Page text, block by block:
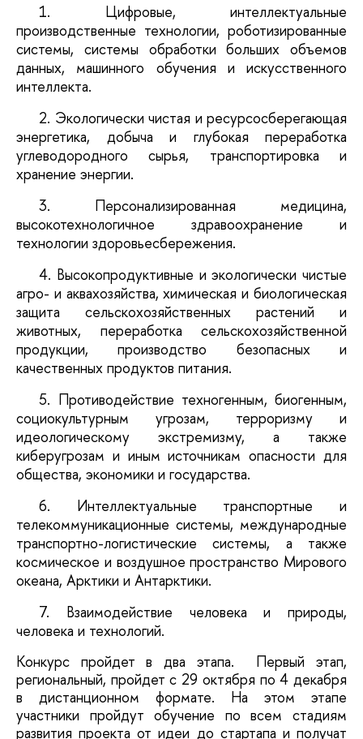
1. Цифровые, интеллектуальные
производственные технологии, роботизированные
системы, системы обработки больших объемов
данных, машинного обучения и искусственного
интеллекта.
2. Экологически чистая и ресурсосберегающая
энергетика, добыча и глубокая переработка
углеводородного сырья, транспортировка и
хранение энергии.
3. Персонализированная медицина,
высокотехнологичное здравоохранение и
технологии здоровьесбережения.
4. Высокопродуктивные и экологически чистые
агро- и аквахозяйства, химическая и биологическая
защита сельскохозяйственных растений и
животных, переработка сельскохозяйственной
продукции, производство безопасных и
качественных продуктов питания.
5. Противодействие техногенным, биогенным,
социокультурным угрозам, терроризму и
идеологическому экстремизму, а также
киберугрозам и иным источникам опасности для
общества, экономики и государства.
6. Интеллектуальные транспортные и
телекоммуникационные системы, международные
транспортно-логистические системы, а также
космическое и воздушное пространство Мирового
океана, Арктики и Антарктики.
7. Взаимодействие человека и природы,
человека и технологий.
Конкурс пройдет в два этапа.  Первый этап,
региональный, пройдет с 29 октября по 4 декабря
в дистанционном формате. На этом этапе
участники пройдут обучение по всем стадиям
развития проекта от идеи до стартапа и получат